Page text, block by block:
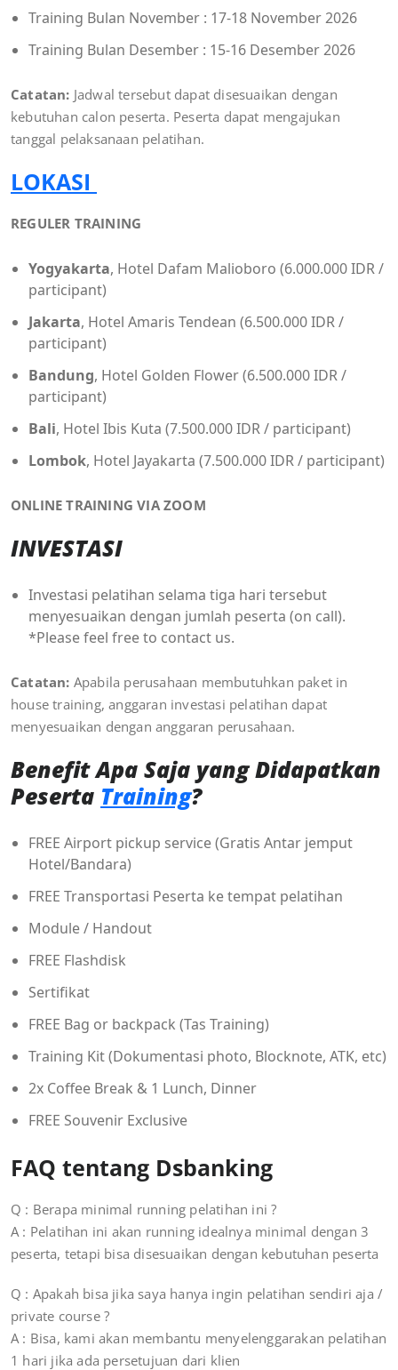
Training Bulan November : 17-18 November 2026
Training Bulan Desember : 15-16 Desember 2026
Catatan: Jadwal tersebut dapat disesuaikan dengan
kebutuhan calon peserta. Peserta dapat mengajukan
tanggal pelaksanaan pelatihan.
LOKASI
REGULER TRAINING
Yogyakarta, Hotel Dafam Malioboro (6.000.000 IDR /
participant)
Jakarta, Hotel Amaris Tendean (6.500.000 IDR /
participant)
Bandung, Hotel Golden Flower (6.500.000 IDR /
participant)
Bali, Hotel Ibis Kuta (7.500.000 IDR / participant)
Lombok, Hotel Jayakarta (7.500.000 IDR / participant)
ONLINE TRAINING VIA ZOOM
INVESTASI
Investasi pelatihan selama tiga hari tersebut
menyesuaikan dengan jumlah peserta (on call).
*Please feel free to contact us.
Catatan: Apabila perusahaan membutuhkan paket in
house training, anggaran investasi pelatihan dapat
menyesuaikan dengan anggaran perusahaan.
Benefit Apa Saja yang Didapatkan
Peserta Training?
FREE Airport pickup service (Gratis Antar jemput
Hotel/Bandara)
FREE Transportasi Peserta ke tempat pelatihan
Module / Handout
FREE Flashdisk
Sertifikat
FREE Bag or backpack (Tas Training)
Training Kit (Dokumentasi photo, Blocknote, ATK, etc)
2x Coffee Break & 1 Lunch, Dinner
FREE Souvenir Exclusive
FAQ tentang Dsbanking
Q : Berapa minimal running pelatihan ini ?
A : Pelatihan ini akan running idealnya minimal dengan 3
peserta, tetapi bisa disesuaikan dengan kebutuhan peserta
Q : Apakah bisa jika saya hanya ingin pelatihan sendiri aja /
private course ?
A : Bisa, kami akan membantu menyelenggarakan pelatihan
1 hari jika ada persetujuan dari klien